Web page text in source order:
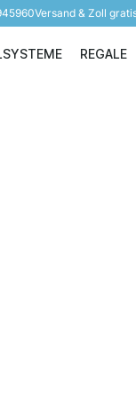
Versand & Zoll
REGALE